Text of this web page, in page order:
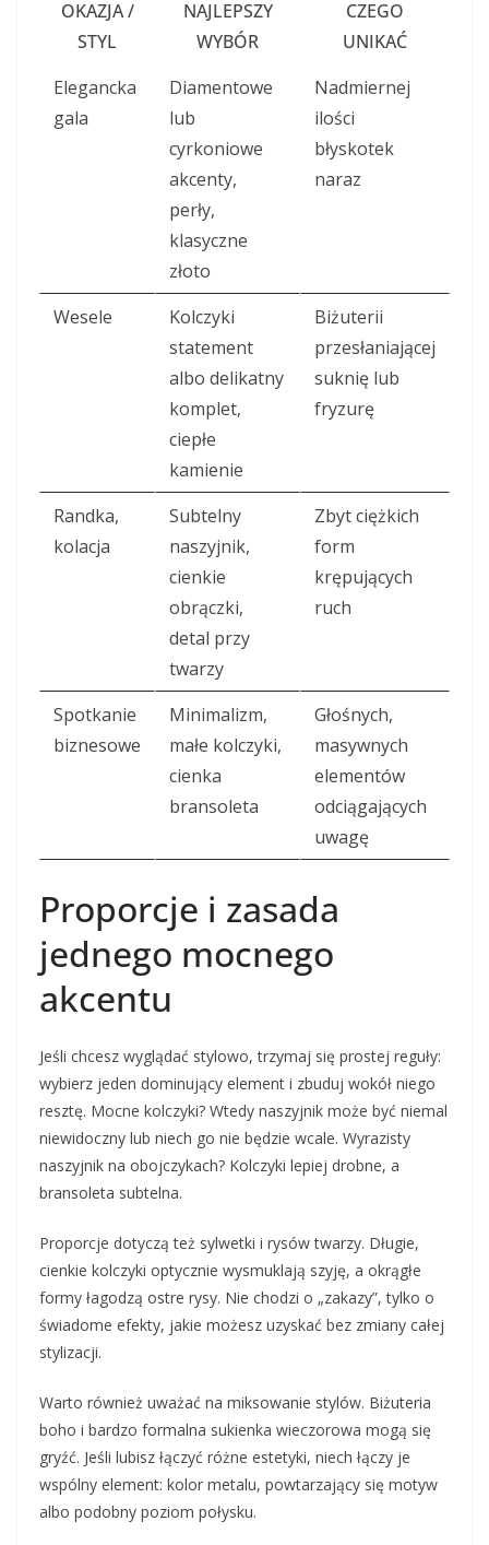
OKAZJA /
STYL
NAJLEPSZY
WYBÓR
CZEGO
UNIKAĆ
Elegancka
gala
Diamentowe
lub
cyrkoniowe
akcenty,
perły,
klasyczne
złoto
Nadmiernej
ilości
błyskotek
naraz
Wesele
Kolczyki
statement
albo delikatny
komplet,
ciepłe
kamienie
Biżuterii
przesłaniającej
suknię lub
fryzurę
Randka,
kolacja
Subtelny
naszyjnik,
cienkie
obrączki,
detal przy
twarzy
Zbyt ciężkich
form
krępujących
ruch
Spotkanie
biznesowe
Minimalizm,
małe kolczyki,
cienka
bransoleta
Głośnych,
masywnych
elementów
odciągających
uwagę
Proporcje i zasada
jednego mocnego
akcentu
Jeśli chcesz wyglądać stylowo, trzymaj się prostej reguły:
wybierz jeden dominujący element i zbuduj wokół niego
resztę. Mocne kolczyki? Wtedy naszyjnik może być niemal
niewidoczny lub niech go nie będzie wcale. Wyrazisty
naszyjnik na obojczykach? Kolczyki lepiej drobne, a
bransoleta subtelna.
Proporcje dotyczą też sylwetki i rysów twarzy. Długie,
cienkie kolczyki optycznie wysmuklają szyję, a okrągłe
formy łagodzą ostre rysy. Nie chodzi o „zakazy”, tylko o
świadome efekty, jakie możesz uzyskać bez zmiany całej
stylizacji.
Warto również uważać na miksowanie stylów. Biżuteria
boho i bardzo formalna sukienka wieczorowa mogą się
gryźć. Jeśli lubisz łączyć różne estetyki, niech łączy je
wspólny element: kolor metalu, powtarzający się motyw
albo podobny poziom połysku.